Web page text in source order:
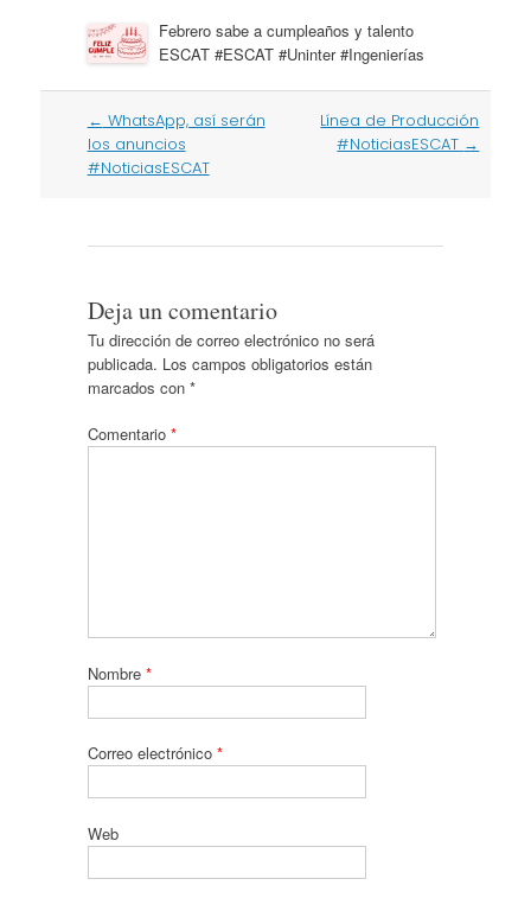
Febrero sabe a cumpleaños y talento
ESCAT #ESCAT #Uninter #Ingenierías
Post
navigation
← WhatsApp, así serán
los anuncios
#NoticiasESCAT
Línea de Producción
#NoticiasESCAT →
Deja un comentario
Tu dirección de correo electrónico no será
publicada. Los campos obligatorios están
marcados con *
Comentario *
Nombre *
Correo electrónico *
Web